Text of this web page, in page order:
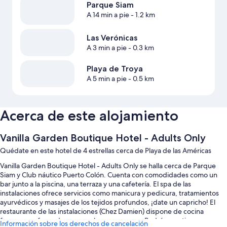
Parque Siam
A 14 min a pie- 1.2 km
Las Verónicas
A 3 min a pie- 0.3 km
Playa de Troya
A 5 min a pie- 0.5 km
Acerca de este alojamiento
Vanilla Garden Boutique Hotel - Adults Only
Quédate en este hotel de 4 estrellas cerca de Playa de las Américas
Vanilla Garden Boutique Hotel - Adults Only se halla cerca de Parque
Siam y Club náutico Puerto Colón. Cuenta con comodidades como un
bar junto a la piscina, una terraza y una cafetería. El spa de las
instalaciones ofrece servicios como manicura y pedicura, tratamientos
ayurvédicos y masajes de los tejidos profundos, ¡date un capricho! El
restaurante de las instalaciones (Chez Damien) dispone de cocina
francesa y ofrece desayuno, almuerzo y cena. Podrás practicar yoga en
Información sobre los derechos de cancelación